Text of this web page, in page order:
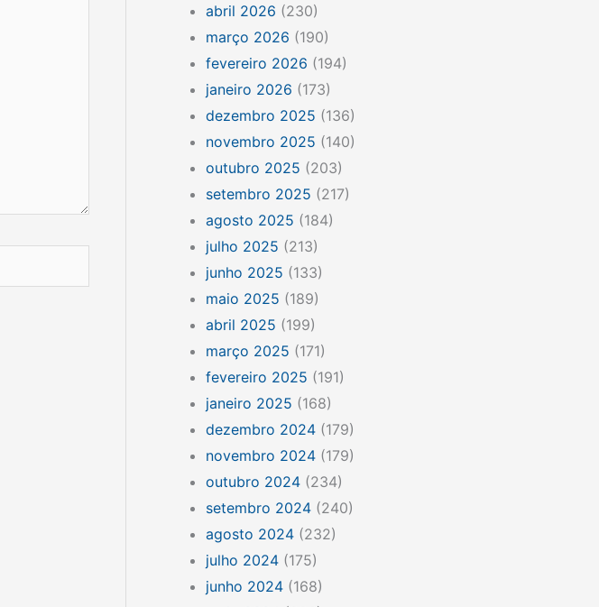
abril 2026 (230)
março 2026 (190)
fevereiro 2026 (194)
janeiro 2026 (173)
dezembro 2025 (136)
novembro 2025 (140)
outubro 2025 (203)
setembro 2025 (217)
agosto 2025 (184)
julho 2025 (213)
junho 2025 (133)
maio 2025 (189)
abril 2025 (199)
março 2025 (171)
fevereiro 2025 (191)
janeiro 2025 (168)
dezembro 2024 (179)
novembro 2024 (179)
outubro 2024 (234)
setembro 2024 (240)
agosto 2024 (232)
julho 2024 (175)
junho 2024 (168)